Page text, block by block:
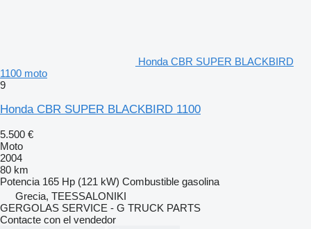
Honda CBR SUPER BLACKBIRD
1100 moto
9
Honda CBR SUPER BLACKBIRD 1100
5.500 €
Moto
2004
80 km
Potencia 165 Hp (121 kW) Combustible gasolina
Grecia, TEESSALONIKI
GERGOLAS SERVICE - G TRUCK PARTS
Contacte con el vendedor